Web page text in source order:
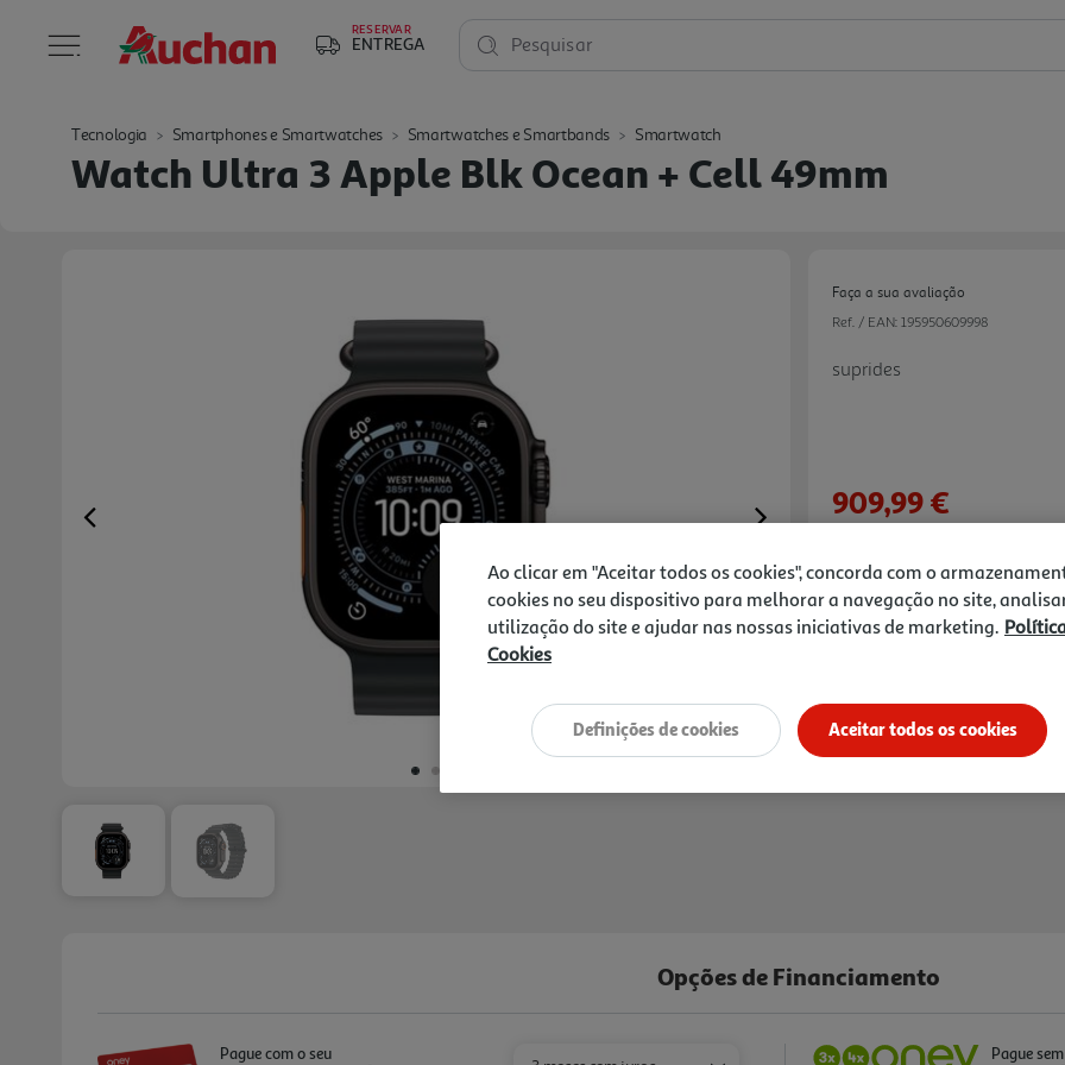
RESERVAR
ENTREGA Pesquisar
Tecnologia Smartphones e Smartwatches Smartwatches e Smartbands Smartwatch
Watch Ultra 3 Apple Blk Ocean + Cell 49mm
Previous Next
Faça a sua avaliação
Ref. / EAN: 195950609998
suprides
909,99 €
,
1hRecolha em loja Express*
3hRecolha Drive*
*Mediante disponibilidade de slot de
Opções de Financiamento
Pague com o seu Pague
Ao clicar em "Aceitar todos os cookies", concorda com o
cookies no seu dispositivo para melhorar a navegação no site,
utilização do site e ajudar nas nossas iniciativas de marketing.
Cookies
Aceitar todos os cookies
Definições de cookies